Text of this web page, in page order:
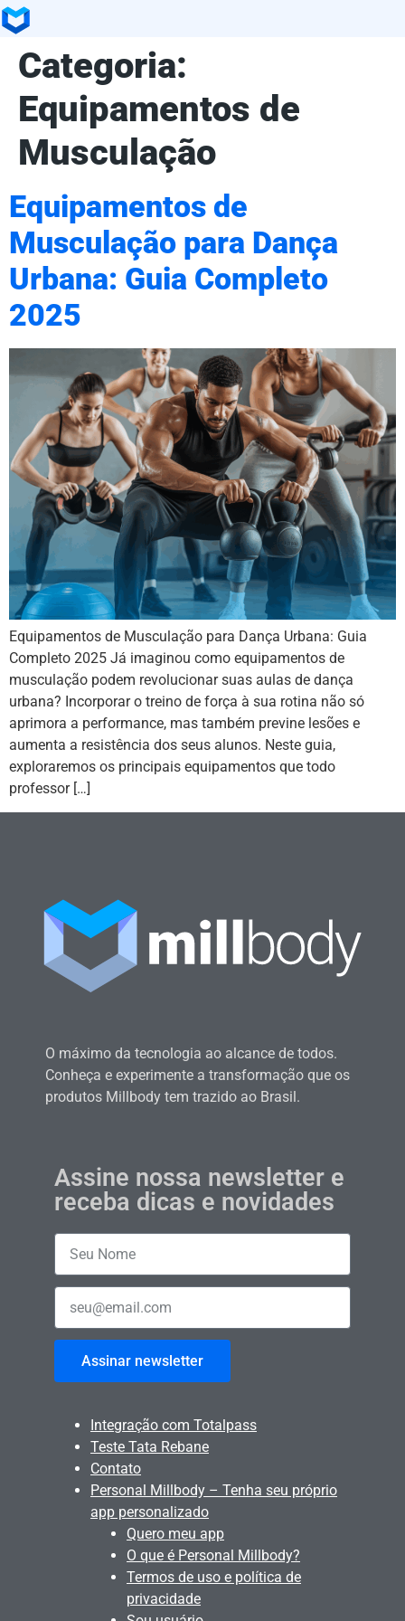
Categoria:
Equipamentos de
Musculação
Equipamentos de
Musculação para Dança
Urbana: Guia Completo
2025
Equipamentos de Musculação para Dança Urbana: Guia
Completo 2025 Já imaginou como equipamentos de
musculação podem revolucionar suas aulas de dança
urbana? Incorporar o treino de força à sua rotina não só
aprimora a performance, mas também previne lesões e
aumenta a resistência dos seus alunos. Neste guia,
exploraremos os principais equipamentos que todo
professor […]
O máximo da tecnologia ao alcance de todos.
Conheça e experimente a transformação que os
produtos Millbody tem trazido ao Brasil.
Assine nossa newsletter e
receba dicas e novidades
Assinar newsletter
Integração com Totalpass
Teste Tata Rebane
Contato
Personal Millbody – Tenha seu próprio
app personalizado
Quero meu app
O que é Personal Millbody?
Termos de uso e política de
privacidade